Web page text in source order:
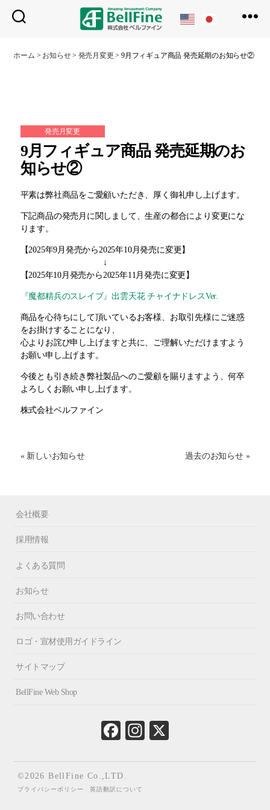
フ
ホーム > お知らせ> 発売月変更 >9月フィギュア商品 発売延期のお知らせ②
発売月変更
9月フィギュア商品 発売延期のお
知らせ②
平素は弊社商品をご愛顧いただき、厚く御礼申し上げます。
下記商品の発売月に関しまして、生産の都合により変更にな
ります。
【2025年9月発売から2025年10月発売に変更】
↓
【2025年10月発売から2025年11月発売に変更】
『魔都精兵のスレイブ』出雲天花 チャイナドレスVer.
商品を心待ちにして頂いているお客様、お取引先様にご迷惑
をお掛けすることになり、
心よりお詫び申し上げますと共に、ご理解いただけますよう
お願い申し上げます。
今後とも引き続き弊社製品へのご愛顧を賜りますよう、何卒
よろしくお願い申し上げます。
株式会社ベルファイン
« 新しいお知らせ 過去のお知らせ »
会社概要
採用情報
よくある質問
お知らせ
お問い合わせ
ロゴ・宣材使用ガイドライン
サイトマップ
BellFine Web Shop
Fa
ce
ok
In
st
©2026 BellFine Co.,LTD.
プライバシーポリシー 英語翻訳について